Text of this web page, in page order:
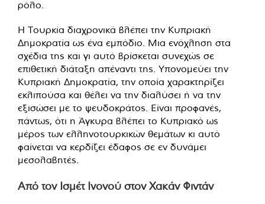
ρόλο.
Η Τουρκία διαχρονικά βλέπει την Κυπριακή
Δημοκρατία ως ένα εμπόδιο. Μια ενόχληση στα
σχέδια της και γι αυτό βρίσκεται συνεχώς σε
επιθετική διάταξη απέναντι της. Υπονομεύει την
Κυπριακή Δημοκρατία, την οποία χαρακτηρίζει
εκλιπούσα και θέλει να την διαλύσει ή να την
εξισώσει με το ψευδοκράτος. Είναι προφανές,
πάντως, ότι η Άγκυρα βλέπει το Κυπριακό ως
μέρος των ελληνοτουρκικών θεμάτων κι αυτό
φαίνεται να κερδίζει έδαφος σε εν δυνάμει
μεσολαβητές.
Από τον Ισμέτ Ινονού στον Χακάν Φιντάν